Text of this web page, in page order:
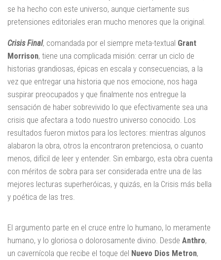
se ha hecho con este universo, aunque ciertamente sus
pretensiones editoriales eran mucho menores que la original.
Crisis Final, comandada por el siempre meta-textual Grant
Morrison, tiene una complicada misión: cerrar un ciclo de
historias grandiosas, épicas en escala y consecuencias, a la
vez que entregar una historia que nos emocione, nos haga
suspirar preocupados y que finalmente nos entregue la
sensación de haber sobrevivido lo que efectivamente sea una
crisis que afectara a todo nuestro universo conocido. Los
resultados fueron mixtos para los lectores: mientras algunos
alabaron la obra, otros la encontraron pretenciosa, o cuanto
menos, difícil de leer y entender. Sin embargo, esta obra cuenta
con méritos de sobra para ser considerada entre una de las
mejores lecturas superheróicas, y quizás, en la Crisis más bella
y poética de las tres.
El argumento parte en el cruce entre lo humano, lo meramente
humano, y lo gloriosa o dolorosamente divino. Desde Anthro,
un cavernícola que recibe el toque del Nuevo Dios Metron,